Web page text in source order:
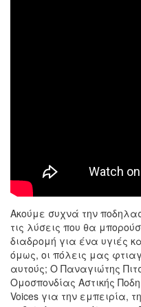
Ακούμε συχνά την
τις λύσεις που θα
διαδρομή για ένα υγιές
όμως, οι πόλεις μας
αυτούς; Ο Παναγιώτης
Ομοσπονδίας Αστικής
Voices για την εμπειρία,